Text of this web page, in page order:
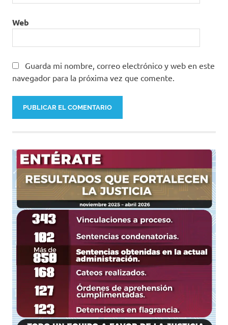
Web
Guarda mi nombre, correo electrónico y web en este
navegador para la próxima vez que comente.